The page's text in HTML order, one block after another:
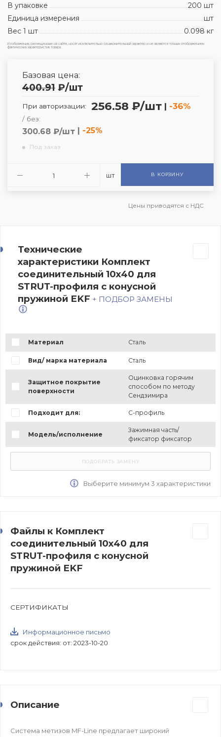
В упаковке
200 шт
Единица измерения
шт
Вес 1 шт
0.098 кг
Изображения, размещенные на сайте, носят исключительно ознакомительный характер и не являются точным отображением
фактических характеристик товара.
Базовая цена:
400.91 ₽/шт
При авторизации: 256.58 ₽/шт | -36%
/ без:
300.68 ₽/шт -25%
Под заказ
шт В КОРЗИНУ
Цены приводятся с НДС
Технические
характеристики Комплект
соединительный 10х40 для
STRUT-профиля с конусной
пружиной EKF + ПОДБОР ЗАМЕНЫ
Материал Сталь
Вид/ марка материала Сталь
Защитное покрытие
поверхности
Оцинковка горячим
способом по методу
Сендзимира
Подходит для: С-профиль
Модель/исполнение
Зажимная часть/
фиксатор фиксатор
Выберите минимум 3 характеристики
Файлы к Комплект
соединительный 10х40 для
STRUT-профиля с конусной
пружиной EKF
СЕРТИФИКАТЫ
Информационное письмо
срок действия: от: 2023-10-20
Описание
Система метизов MF-Line предлагает широкий